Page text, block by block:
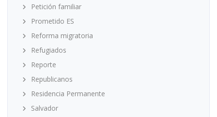
Petición familiar
Prometido ES
Reforma migratoria
Refugiados
Reporte
Republicanos
Residencia Permanente
Salvador